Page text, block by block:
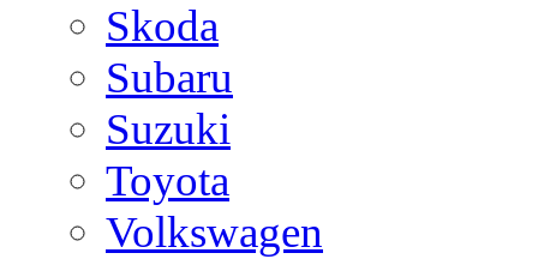
Skoda
Subaru
Suzuki
Toyota
Volkswagen